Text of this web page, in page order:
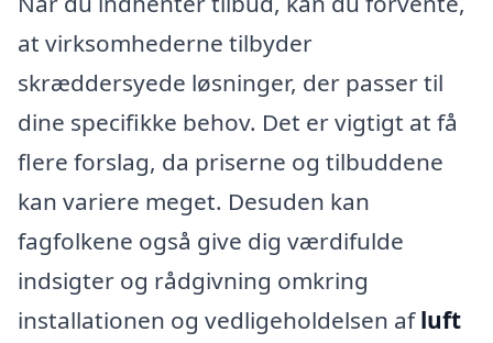
at virksomhederne tilbyder
skræddersyede løsninger, der passer til
dine specifikke behov. Det er vigtigt at få
flere forslag, da priserne og tilbuddene
kan variere meget. Desuden kan
fagfolkene også give dig værdifulde
indsigter og rådgivning omkring
installationen og vedligeholdelsen afluft